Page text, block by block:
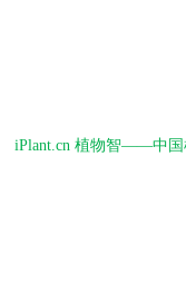
iPlant.cn 植物智——中国